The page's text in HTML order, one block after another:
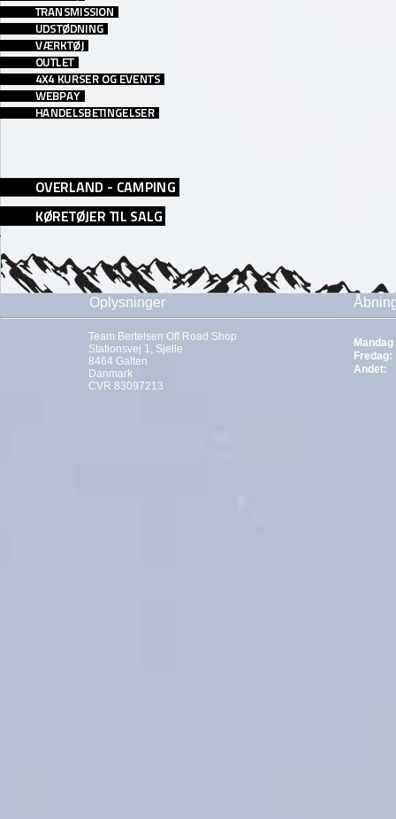
Oplysninger
Team Bertelsen Off Road Shop
Stationsvej 1, Sjelle
8464 Galten
Danmark
CVR 83097213
Fredag:
Andet: